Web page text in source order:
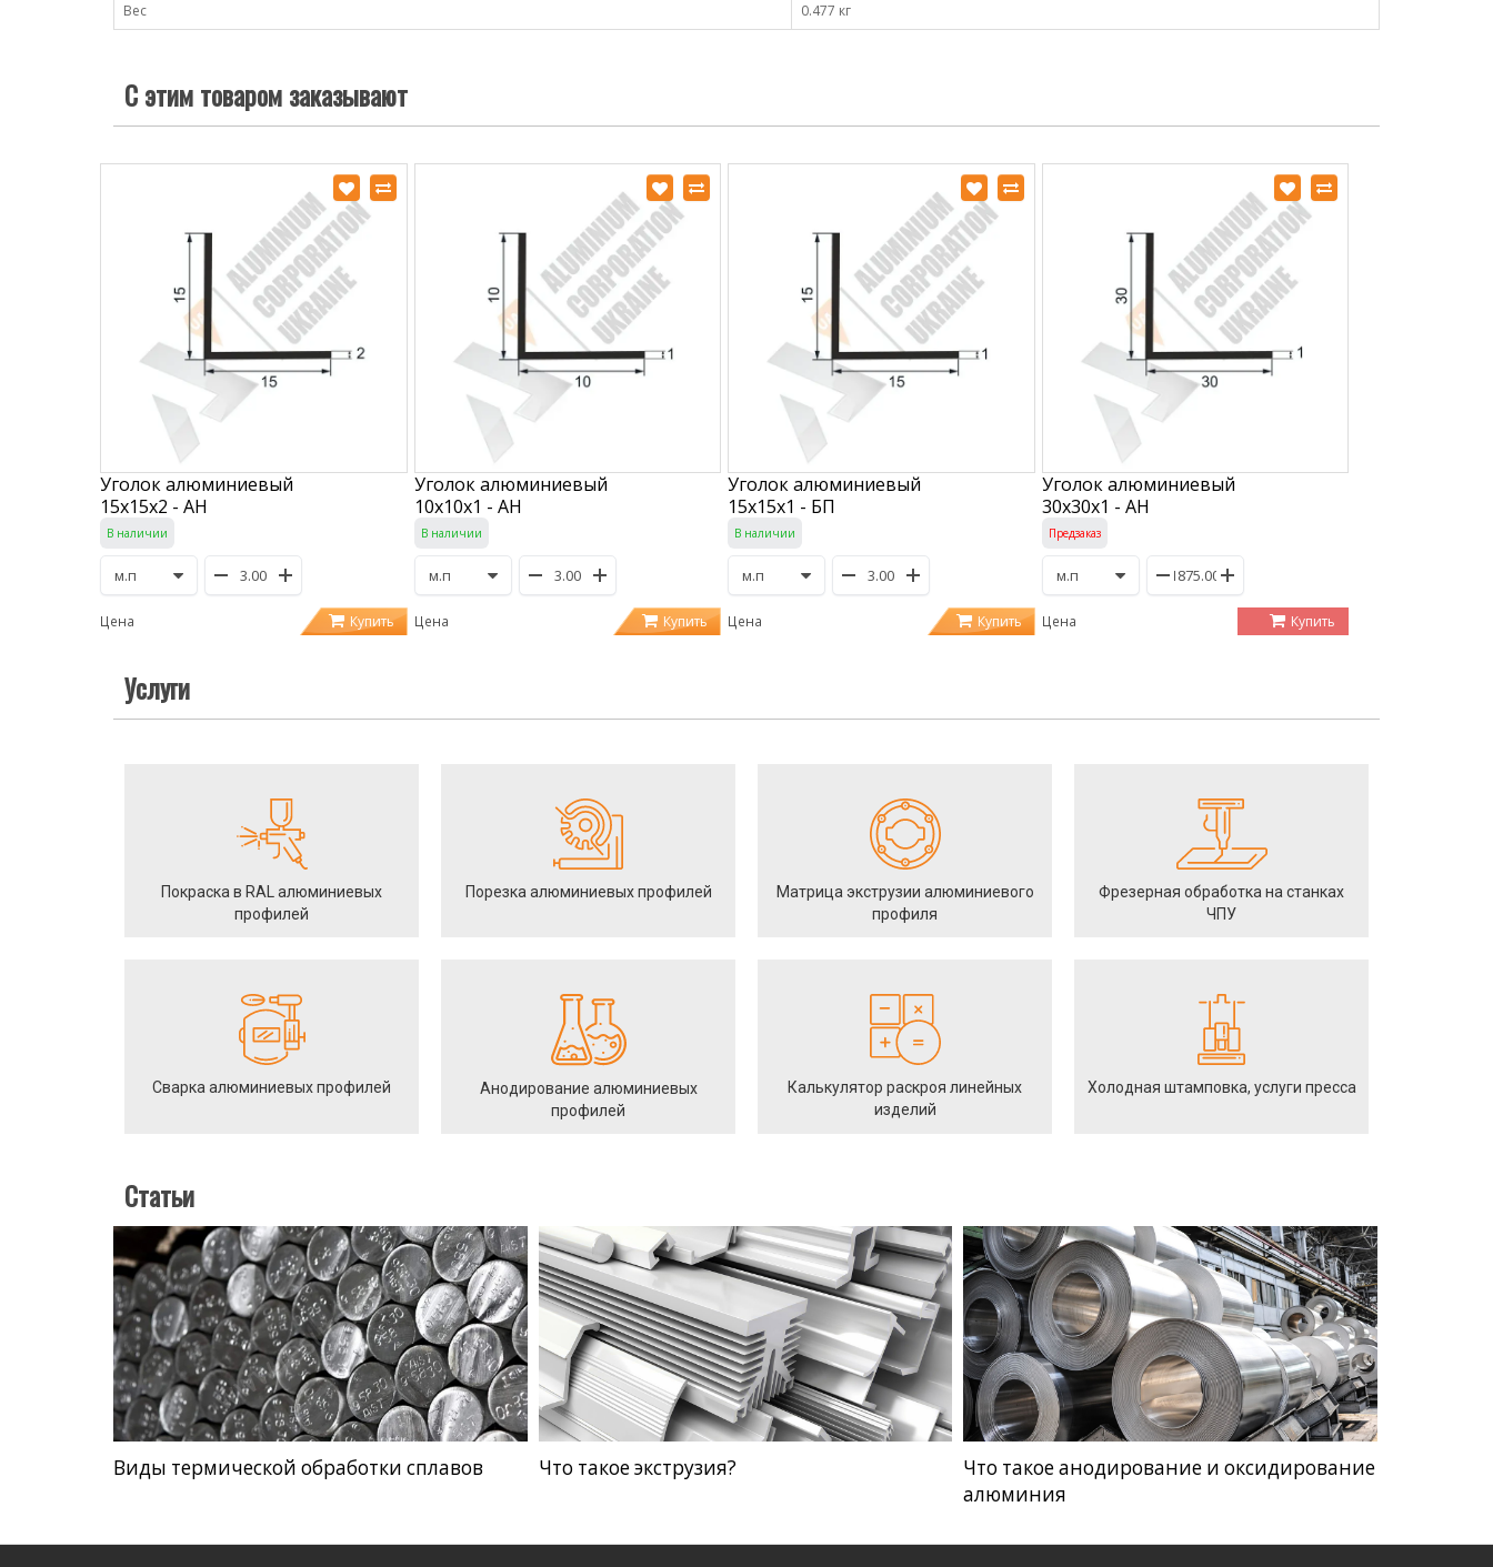
Вес
0.477 кг
С этим товаром заказывают
Уголок алюминиевый
15х15х2 - АН
В наличии
Цена Купить
Уголок алюминиевый
10х10х1 - АН
В наличии
Цена Купить
Уголок алюминиевый
15х15х1 - БП
В наличии
Цена Купить
Уголок алюминиевый
30х30х1 - АН
Предзаказ
Цена Купить
Услуги
Покраска в RAL алюминиевых
профилей
Порезка алюминиевых профилей
Матрица экструзии алюминиевого
профиля
Фрезерная обработка на станках
ЧПУ
Сварка алюминиевых профилей
Анодирование алюминиевых
профилей
Калькулятор раскроя линейных
изделий
Холодная штамповка, услуги пресса
Статьи
Виды термической обработки сплавов Что такое экструзия?
Что такое анодирование и оксидирование
алюминия